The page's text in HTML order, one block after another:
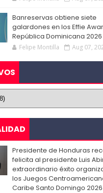
Banreservas obtiene siete
galardones en los Effie
República Dominicana 2026
Felipe Montilla Aug 07,
Presidente de Honduras
felicita al presidente Luis
extraordinario éxito
los Juegos
Caribe Santo Domingo 2026